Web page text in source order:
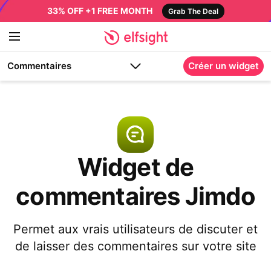
33% OFF +1 FREE MONTH Grab The Deal
Commentaires Créer un widget
Widget de
commentaires Jimdo
Permet aux vrais utilisateurs de discuter et
de laisser des commentaires sur votre site